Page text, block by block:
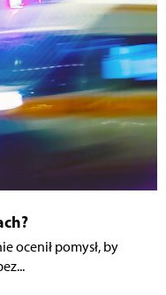
ocenił pomysł, by